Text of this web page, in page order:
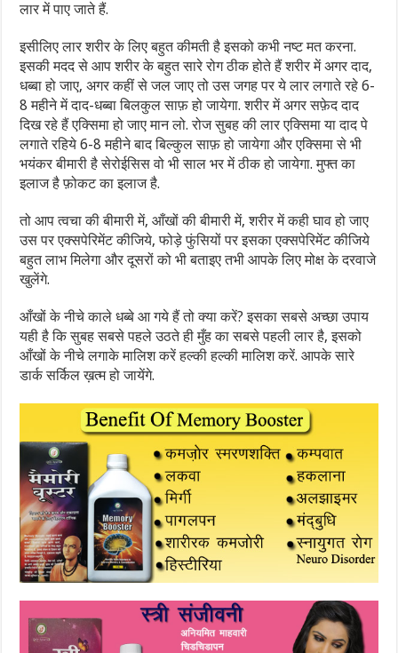
लार में पाए जाते हैं.
इसीलिए लार शरीर के लिए बहुत कीमती है इसको कभी नष्ट मत करना.
इसकी मदद से आप शरीर के बहुत सारे रोग ठीक होते हैं शरीर में अगर दाद,
धब्बा हो जाए, अगर कहीं से जल जाए तो उस जगह पर ये लार लगाते रहे 6-
8 महीने में दाद-धब्बा बिलकुल साफ़ हो जायेगा. शरीर में अगर सफ़ेद दाद
दिख रहे हैं एक्सिमा हो जाए मान लो. रोज सुबह की लार एक्सिमा या दाद पे
लगाते रहिये 6-8 महीने बाद बिल्कुल साफ़ हो जायेगा और एक्सिमा से भी
भयंकर बीमारी है सेरोईसिस वो भी साल भर में ठीक हो जायेगा. मुफ्त का
इलाज है फ़ोकट का इलाज है.
तो आप त्वचा की बीमारी में, आँखों की बीमारी में, शरीर में कही घाव हो जाए
उस पर एक्सपेरिमेंट कीजिये, फोड़े फुंसियों पर इसका एक्सपेरिमेंट कीजिये
बहुत लाभ मिलेगा और दूसरों को भी बताइए तभी आपके लिए मोक्ष के दरवाजे
खुलेंगे.
आँखों के नीचे काले धब्बे आ गये हैं तो क्या करें? इसका सबसे अच्छा उपाय
यही है कि सुबह सबसे पहले उठते ही मुँह का सबसे पहली लार है, इसको
आँखों के नीचे लगाके मालिश करें हल्की हल्की मालिश करें. आपके सारे
डार्क सर्किल ख़त्म हो जायेंगे.